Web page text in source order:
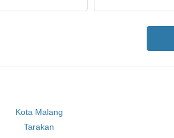
Kota Malang
Tarakan